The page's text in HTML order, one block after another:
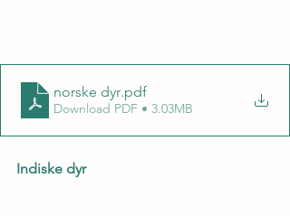
norske dyr.pdf
Download PDF • 3.03MB
Indiske dyr